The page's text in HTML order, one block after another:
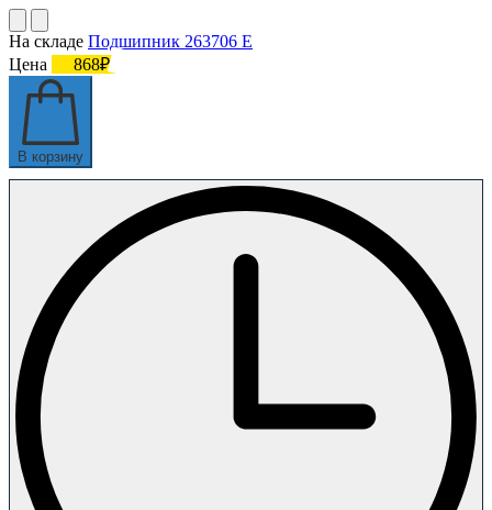
На складе Подшипник 263706 Е
Цена
868₽
В корзину